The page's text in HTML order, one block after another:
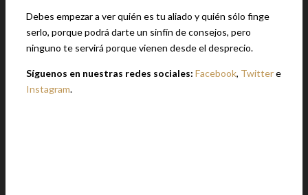
Debes empezar a ver quién es tu aliado y quién sólo finge
serlo, porque podrá darte un sinfín de consejos, pero
ninguno te servirá porque vienen desde el desprecio.
Síguenos en nuestras redes sociales: Facebook, Twittere
Instagram.